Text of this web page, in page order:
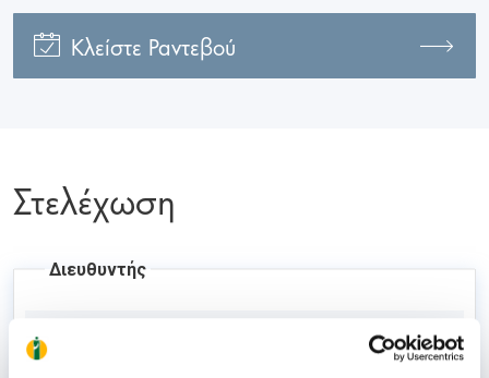
Κλείστε Ραντεβού
Στελέχωση
Διευθυντής